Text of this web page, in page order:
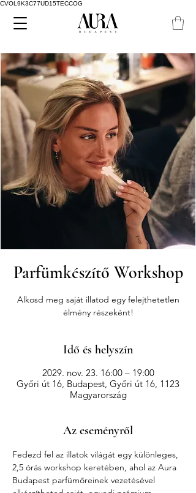
CVOL9K3C77UD15TECCOG
Parfümkészítő Workshop
Alkosd meg saját illatod egy felejthetetlen
élmény részeként!
Idő és helyszín
2029. nov. 23. 16:00 – 19:00
Győri út 16, Budapest, Győri út 16, 1123
Magyarország
Az eseményről
Fedezd fel az illatok világát egy különleges,
2,5 órás workshop keretében, ahol az Aura
Budapest parfümőreinek vezetésével